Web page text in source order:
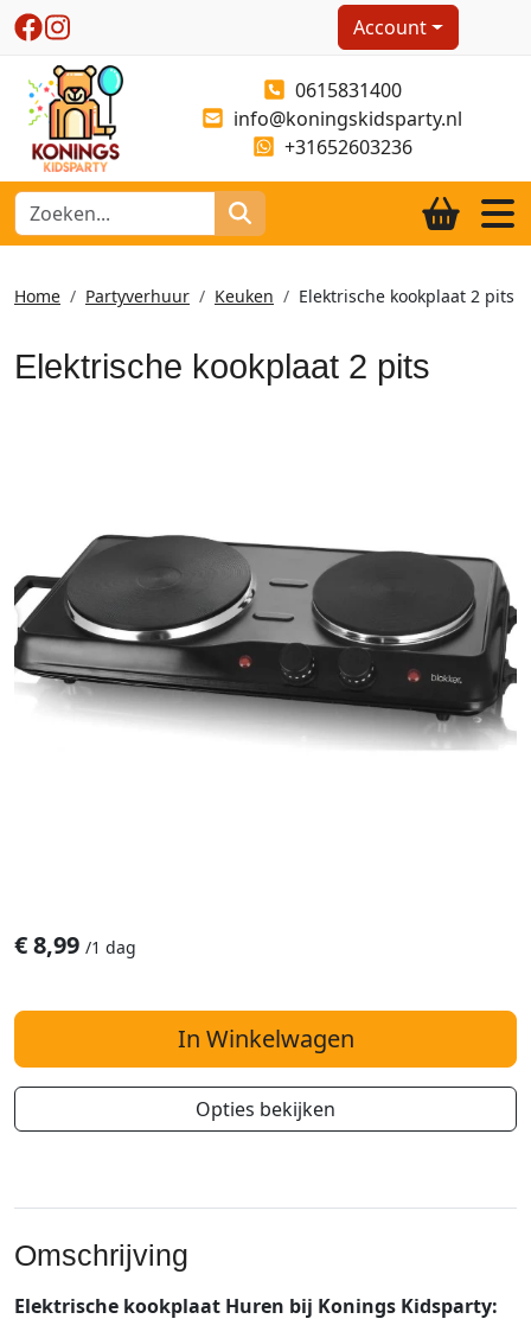
Account
0615831400
info@koningskidsparty.nl
+31652603236
Home Partyverhuur Keuken Elektrische kookplaat 2 pits
Elektrische kookplaat 2 pits
€8,99 /1 dag
In Winkelwagen
Opties bekijken
Omschrijving
Elektrische kookplaat Huren bij Konings Kidsparty: